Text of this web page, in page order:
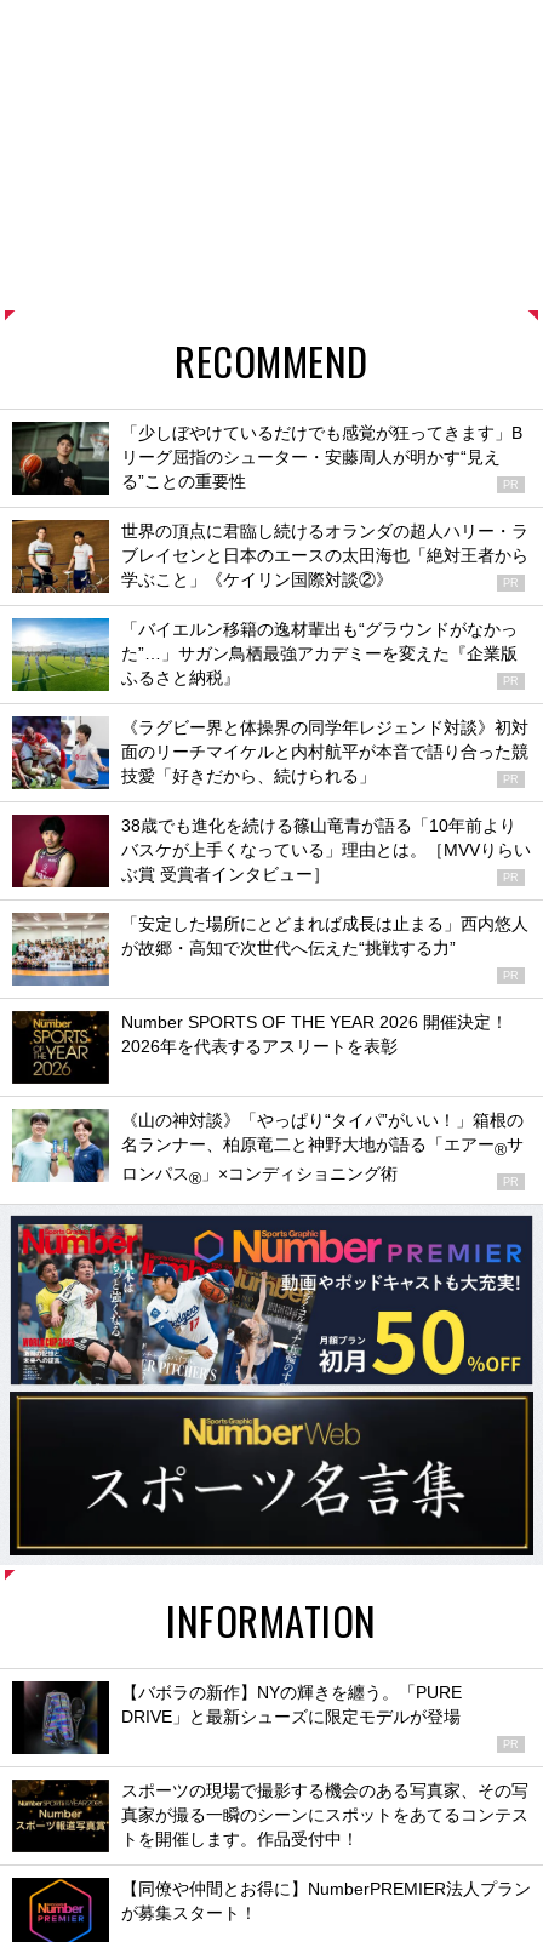
RECOMMEND
「少しぼやけているだけでも感覚が狂ってきます」B
リーグ屈指のシューター・安藤周人が明かす“見え
る”ことの重要性
PR
世界の頂点に君臨し続けるオランダの超人ハリー・ラ
ブレイセンと日本のエースの太田海也「絶対王者から
学ぶこと」《ケイリン国際対談②》
PR
「バイエルン移籍の逸材輩出も“グラウンドがなかっ
た”…」サガン鳥栖最強アカデミーを変えた『企業版
ふるさと納税』
PR
《ラグビー界と体操界の同学年レジェンド対談》初対
面のリーチマイケルと内村航平が本音で語り合った競
技愛「好きだから、続けられる」
PR
38歳でも進化を続ける篠山竜青が語る「10年前より
バスケが上手くなっている」理由とは。［MVVりらい
ぶ賞 受賞者インタビュー］
PR
「安定した場所にとどまれば成長は止まる」西内悠人
が故郷・高知で次世代へ伝えた“挑戦する力”
PR
Number SPORTS OF THE YEAR 2026 開催決定！
2026年を代表するアスリートを表彰
《山の神対談》「やっぱり“タイパ”がいい！」箱根の
名ランナー、柏原竜二と神野大地が語る「エアー®サ
ロンパス® 」×コンディショニング術 PR
INFORMATION
【バボラの新作】NYの輝きを纏う。「PURE
DRIVE」と最新シューズに限定モデルが登場
PR
スポーツの現場で撮影する機会のある写真家、その写
真家が撮る一瞬のシーンにスポットをあてるコンテス
トを開催します。作品受付中！
【同僚や仲間とお得に】NumberPREMIER法人プラン
が募集スタート！